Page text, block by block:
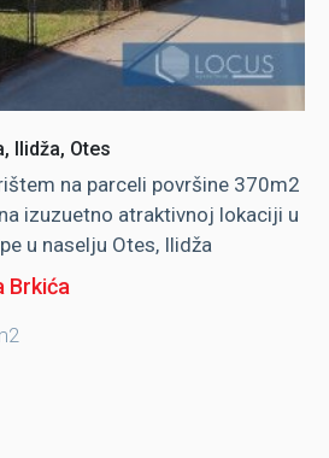
Ilidža, Otes
na parceli površine 370m2
izuzuetno atraktivnoj lokaciji u
u naselju Otes, Ilidža
Brkića